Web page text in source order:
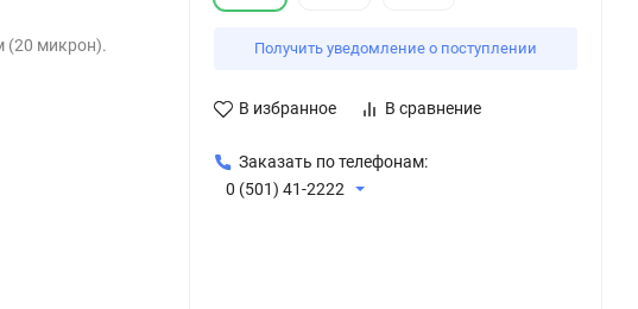
(20 микрон).
Получить уведомление о поступлении
В избранное В сравнение
Заказать по телефонам:
0 (501) 41-2222